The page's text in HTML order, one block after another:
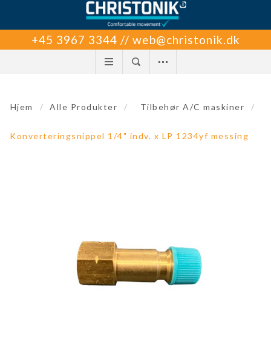
+45 3967 3344 // web@christonik.dk
Hjem / Alle Produkter / Tilbehør A/C maskiner /
Konverteringsnippel 1/4" indv. x LP 1234yf messing